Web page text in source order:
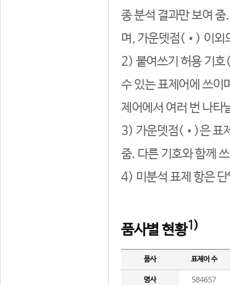
종 분석 결과만 보여
며, 가운뎃점(•) 이외
2) 붙여쓰기 허용 기호
수 있는 표제어에 쓰이
제어에서 여러 번 나타
3) 가운뎃점(•)은 표
줌. 다른 기호와 함께
4) 미분석 표제 항은
품사별 현황1)
품사 표제어 수
명사 584657